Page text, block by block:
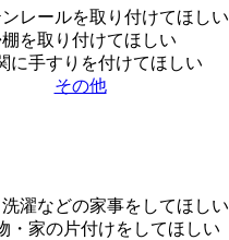
レールを取り付けてほしい
を取り付けてほしい
に手すりを付けてほしい
その他
濯などの家事をしてほしい
・家の片付けをしてほしい